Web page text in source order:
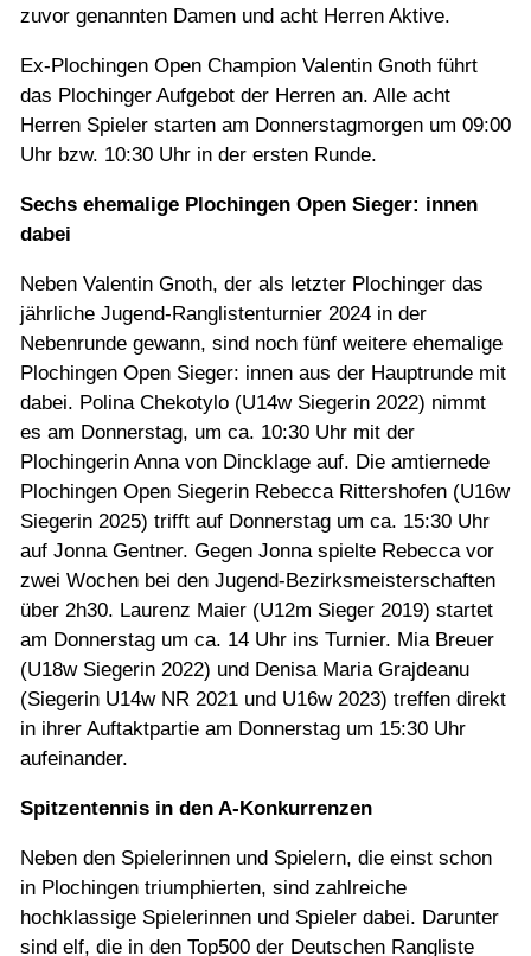
zuvor genannten Damen und acht Herren Aktive.
Ex-Plochingen Open Champion Valentin Gnoth führt
das Plochinger Aufgebot der Herren an. Alle acht
Herren Spieler starten am Donnerstagmorgen um 09:00
Uhr bzw. 10:30 Uhr in der ersten Runde.
Sechs ehemalige Plochingen Open Sieger: innen
dabei
Neben Valentin Gnoth, der als letzter Plochinger das
jährliche Jugend-Ranglistenturnier 2024 in der
Nebenrunde gewann, sind noch fünf weitere ehemalige
Plochingen Open Sieger: innen aus der Hauptrunde mit
dabei. Polina Chekotylo (U14w Siegerin 2022) nimmt
es am Donnerstag, um ca. 10:30 Uhr mit der
Plochingerin Anna von Dincklage auf. Die amtiernede
Plochingen Open Siegerin Rebecca Rittershofen (U16w
Siegerin 2025) trifft auf Donnerstag um ca. 15:30 Uhr
auf Jonna Gentner. Gegen Jonna spielte Rebecca vor
zwei Wochen bei den Jugend-Bezirksmeisterschaften
über 2h30. Laurenz Maier (U12m Sieger 2019) startet
am Donnerstag um ca. 14 Uhr ins Turnier. Mia Breuer
(U18w Siegerin 2022) und Denisa Maria Grajdeanu
(Siegerin U14w NR 2021 und U16w 2023) treffen direkt
in ihrer Auftaktpartie am Donnerstag um 15:30 Uhr
aufeinander.
Spitzentennis in den A-Konkurrenzen
Neben den Spielerinnen und Spielern, die einst schon
in Plochingen triumphierten, sind zahlreiche
hochklassige Spielerinnen und Spieler dabei. Darunter
sind elf, die in den Top500 der Deutschen Rangliste